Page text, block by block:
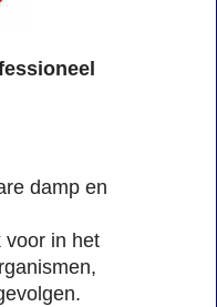
damp en
voor in het